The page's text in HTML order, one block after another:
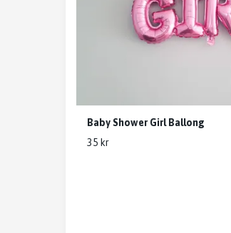
Baby Shower Girl Ballong
35 kr